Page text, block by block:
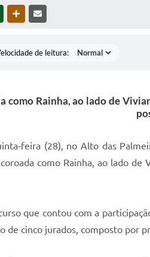
WHATSAPPOUTRAS MÍDIAS
de leitura:
Rainha, ao lado de
feira (28), no Alto das
como Rainha, ao lado de
que contou com a
de cinco jurados, composto por